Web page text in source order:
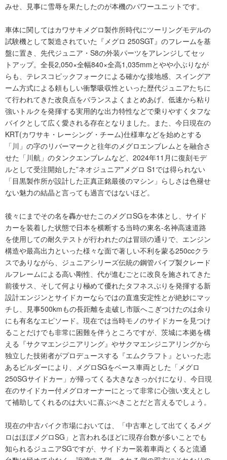
みせ、見事に雪辱を果たしたのが本機のパワーユニットです。
車体に関してはカワサキメグロ製作所時代にツーリングモデルの
試験機として製造されていた『メグロ 250SGT』のフレームを基
盤に置き、先代ジュニア・S8の外装パーツをアレンジしてセッ
トアップ。全長2,050×全幅840×全高1,035mmとやや小ぶりなが
らも、テレスコピックフォークによる確かな接地感、スイングア
ーム方式による頼もしい衝撃吸収性といった歴代ジュニアたちに
て行われてきた改良点をバランスよくまとめあげ、低速から粘り
強いトルクを発揮する実用的な出力特性などで乗りやすくタフな
バイクとして広く愛される存在となりました。また、今日現在の
KRT(カワサキ・レーシング・チーム)仕様車などを始めとする
「川」の字のリバーマークと往年のメグロエンブレムとを融合さ
せた「川航」のタンクエンブレムなど、2024年11月に復刻モデ
ルとして受注開始した”ネオジュニア"メグロ S1では得られない
「目黒製作所が設計した正真正銘最後のマシン」らしさは色褪せ
ない魅力の結晶と言っても過言ではないほど。
後々にまでその名を轟かせたこのメグロSGを本体とし、サイド
カーを装着した状態で日本を横断する当時の東名-名神高速道路
を使用しての耐久テストが行われたのは冒頭の通りで、エンジン
構造や最高出力といった様々な面で著しい不利を蒙る250ccクラ
スでありながら、ジュニアシリーズ伝統の鋼管パイプ製クレード
ルフレームによる高い剛性、代が進むごとに改良を施されてきた
前後サス、そして何より極めて優れたタフネスぶりを発揮する新
設計エンジンとサイドカーならではの直進安定性とが絶妙にマッ
チし、見事500kmもの長距離を走破し市販へこぎつけたのは余り
にも有名なエピソード。現在では当時モノのサイドカーを見つけ
ることだけでも非常に困難を伴うところですが、茨城に本拠を構
える『サクマエンジニアリング』やサクマエンジニアリングから
独立した技術者がプロデュースする『エムクラフト』といった志
あるビルダーにより、メグロSGをベース車両とした「メグロ
250SGサイドカー」が帰ってくる大きなきっかけになり、今日現
在のサイドカー付メグロオーナーにとって非常に心強い支えとし
て補助してくれるのは大いに喜ぶべきことだと言えるでしょう。
現在の中古バイク市場においては、「中古車として出てくるメグ
ロはほぼメグロSG」と言われるほどに現存台数が多いことでも
知られるジュニアSGですが、サイドカー装着車両とくると流通